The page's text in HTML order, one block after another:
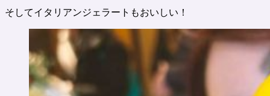
そしてイタリアンジェラートもおいしい！